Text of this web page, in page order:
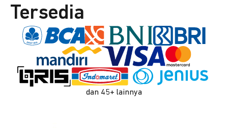
Tersedia
dan 45+ lainnya